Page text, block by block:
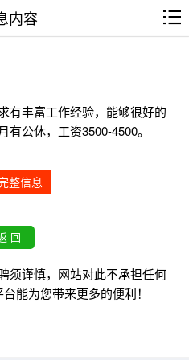
内容
有丰富工作经验，能够很好的
公休，工资3500-4500。
整信息
须谨慎，网站对此不承担任何
能为您带来更多的便利！